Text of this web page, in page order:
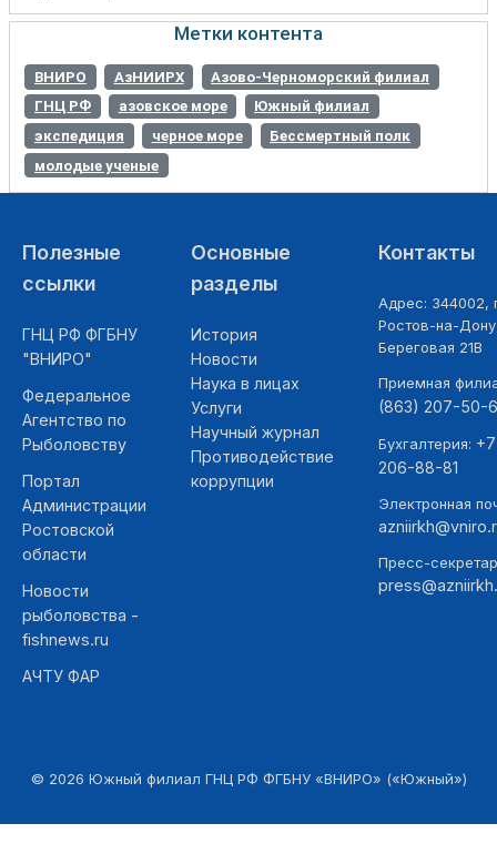
Метки контента
ВНИРО АзНИИРХ
Азово-Черноморский филиал
ГНЦ РФ
азовское море
Южный филиал
экспедиция
черное море
Бессмертный полк
молодые ученые
Полезные
ссылки
ГНЦ РФ ФГБНУ
"ВНИРО"
Федеральное
Агентство по
Рыболовству
Портал
Администрации
Ростовской
области
Новости
рыболовства -
fishnews.ru
АЧТУ ФАР
Основные
разделы
История
Новости
Наука в лицах
Услуги
Научный журнал
Противодействие
коррупции
Контакты
Адрес: 344002,
Ростов-на-
Береговая 21В
Приемная
(863) 207-50-
Бухгалтерия:
206-88-81
Электронная
Пресс-
© 2026 Южный филиал ГНЦ РФ ФГБНУ «ВНИРО» («Южный»)